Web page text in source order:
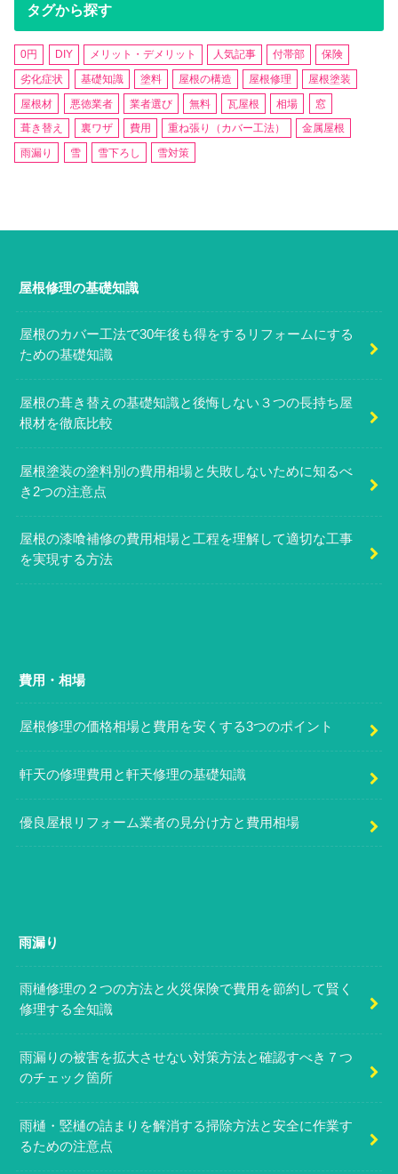
タグから探す
0円 DIY メリット・デメリット 人気記事 付帯部
保険
劣化症状
基礎知識 塗料 屋根の構造 屋根修理
屋根塗装
屋根材
悪徳業者 業者選び 無料 瓦屋根 相場
窓
葺き替え
裏ワザ 費用 重ね張り（カバー工法）
金属屋根
雨漏り
雪 雪下ろし 雪対策
屋根修理の基礎知識
屋根のカバー工法で30年後も得をするリフォームにする
ための基礎知識
屋根の葺き替えの基礎知識と後悔しない３つの長持ち屋
根材を徹底比較
屋根塗装の塗料別の費用相場と失敗しないために知るべ
き2つの注意点
屋根の漆喰補修の費用相場と工程を理解して適切な工事
を実現する方法
費用・相場
屋根修理の価格相場と費用を安くする3つのポイント
軒天の修理費用と軒天修理の基礎知識
優良屋根リフォーム業者の見分け方と費用相場
雨漏り
雨樋修理の２つの方法と火災保険で費用を節約して賢く
修理する全知識
雨漏りの被害を拡大させない対策方法と確認すべき７つ
のチェック箇所
雨樋・竪樋の詰まりを解消する掃除方法と安全に作業す
るための注意点